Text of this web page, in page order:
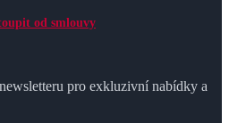
od smlouvy
pro exkluzivní nabídky a